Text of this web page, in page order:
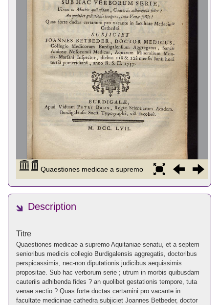
Description
Titre
Quaestiones medicae a supremo Aquitaniae senatu, et a septem
senioribus medicis collegio Burdigalensis aggregatis, doctoribus
perspicassimis, nec-non diputationis judicibus aequissimis
propositae. Sub hac verborum serie ; utrum in morbis quibusdam
cauteriis adhibenda fides ? an quolibet gestationis tempore, tuta
venae sectio ? Quas forte ductas certamini pro vacante in
facultate medicinae cathedra subjiciet Joannes Betbeder, doctor